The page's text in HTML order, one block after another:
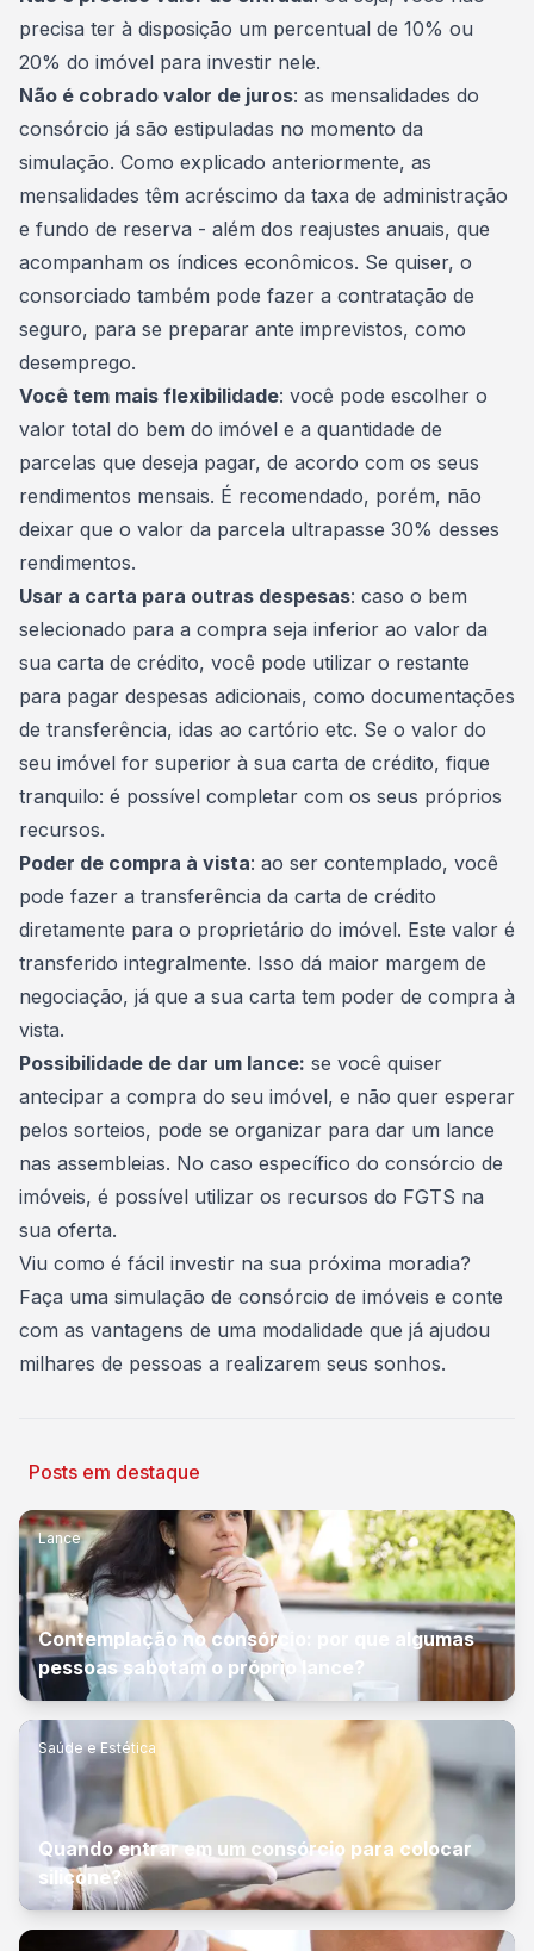
precisa ter à disposição um percentual de 10% ou
20% do imóvel para investir nele.
Não é cobrado valor de juros: as mensalidades do
consórcio já são estipuladas no momento da
simulação. Como explicado anteriormente, as
mensalidades têm acréscimo da taxa de administração
e fundo de reserva - além dos reajustes anuais, que
acompanham os índices econômicos. Se quiser, o
consorciado também pode fazer a contratação de
seguro, para se preparar ante imprevistos, como
desemprego.
Você tem mais flexibilidade: você pode escolher o
valor total do bem do imóvel e a quantidade de
parcelas que deseja pagar, de acordo com os seus
rendimentos mensais. É recomendado, porém, não
deixar que o valor da parcela ultrapasse 30% desses
rendimentos.
Usar a carta para outras despesas: caso o bem
selecionado para a compra seja inferior ao valor da
sua carta de crédito, você pode utilizar o restante
para pagar despesas adicionais, como documentações
de transferência, idas ao cartório etc. Se o valor do
seu imóvel for superior à sua carta de crédito, fique
tranquilo: é possível completar com os seus próprios
recursos.
Poder de compra à vista: ao ser contemplado, você
pode fazer a transferência da carta de crédito
diretamente para o proprietário do imóvel. Este valor é
transferido integralmente. Isso dá maior margem de
negociação, já que a sua carta tem poder de compra à
vista.
Possibilidade de dar um lance: se você quiser
antecipar a compra do seu imóvel, e não quer esperar
pelos sorteios, pode se organizar para dar um lance
nas assembleias. No caso específico do consórcio de
imóveis, é possível utilizar os recursos do FGTS na
sua oferta.
Viu como é fácil investir na sua próxima moradia?
Faça uma simulação de consórcio de imóveis e conte
com as vantagens de uma modalidade que já ajudou
milhares de pessoas a realizarem seus sonhos.
Posts em destaque
Lance
Contemplação no consórcio: por que algumas
pessoas sabotam o próprio lance?
Saúde e Estética
Quando entrar em um consórcio para colocar
silicone?